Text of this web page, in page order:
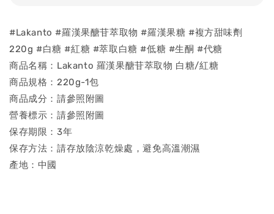
#Lakanto #羅漢果醣苷萃取物 #羅漢果糖 #複方甜味劑
220g #白糖 #紅糖 #萃取白糖 #低糖 #生酮 #代糖
商品名稱：Lakanto 羅漢果醣苷萃取物 白糖/紅糖
商品規格：220g-1包
商品成分：請參照附圖
營養標示：請參照附圖
保存期限：3年
保存方法：請存放陰涼乾燥處，避免高溫潮濕
產地：中國